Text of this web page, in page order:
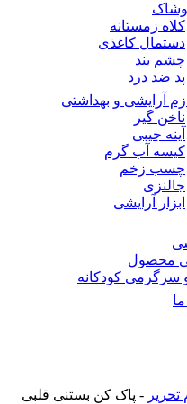
کلاه زمستانه
دستمال کاغذی
چشم بند
پد ضد درد
آرایشی و بهداشتی
ناخن گیر
آینه جیبی
کیسه آب گرم
چسب زخم
جالنزی
ابزار آرایشی
محصول
سرگرمی کودکانه
ما
تحریر - پاک کن بستنی قلبی